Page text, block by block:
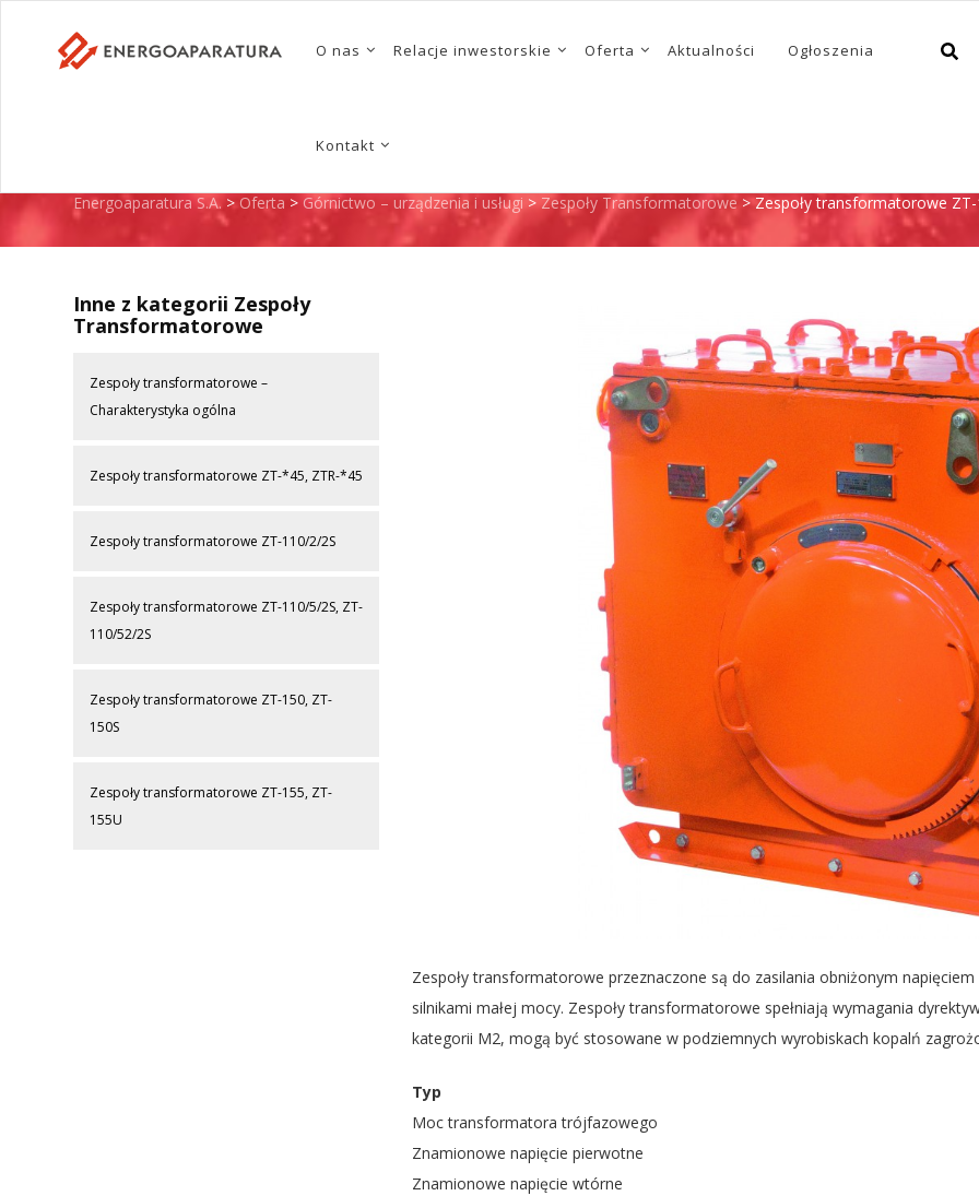
O nas Relacje inwestorskie Oferta Aktualności Ogłoszenia
Kontakt
ZESPOŁY TRANSFORMATOROWE ZT-
Energoaparatura S.A. > Oferta > Górnictwo – urządzenia i usługi > Zespoły Transformatorowe >Zespoły transformatorowe
Inne z kategorii Zespoły
Transformatorowe
Zespoły transformatorowe –
Charakterystyka ogólna
Zespoły transformatorowe ZT-*45, ZTR-*45
Zespoły transformatorowe ZT-110/2/2S
Zespoły transformatorowe ZT-110/5/2S, ZT-
110/52/2S
Zespoły transformatorowe ZT-150, ZT-
150S
Zespoły transformatorowe ZT-155, ZT-
155U
Zespoły transformatorowe przeznaczone są do zasilania obniżonym
silnikami małej mocy. Zespoły transformatorowe spełniają wymagania
kategorii M2, mogą być stosowane w podziemnych wyrobiskach kopalń
Typ
Moc transformatora trójfazowego
Znamionowe napięcie pierwotne
Znamionowe napięcie wtórne